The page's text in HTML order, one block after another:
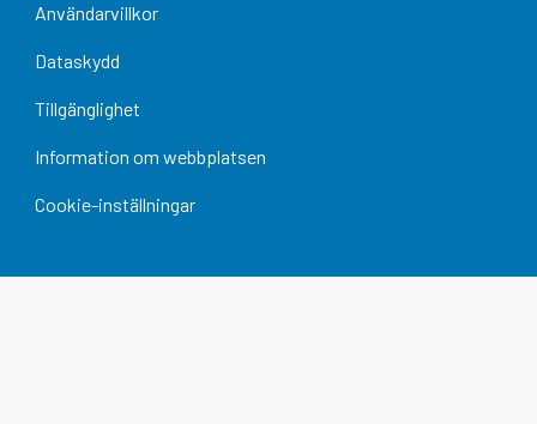
Användarvillkor
Dataskydd
Tillgänglighet
Information om webbplatsen
Cookie-inställningar